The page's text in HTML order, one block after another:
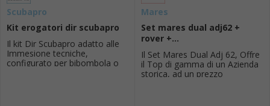
Scubapro
Kit erogatori dir scubapro
Il kit Dir Scubapro adatto alle
Immesione tecniche,
configurato per bibombola o
Mares
Set mares dual adj62 +
rover +...
Il Set Mares Dual Adj 62, Offre
il Top di gamma di un Azienda
storica, ad un prezzo